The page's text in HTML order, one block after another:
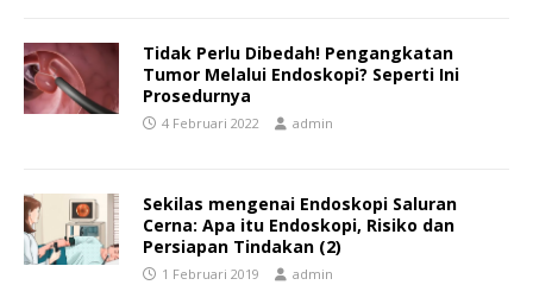
Tidak Perlu Dibedah! Pengangkatan
Tumor Melalui Endoskopi? Seperti Ini
Prosedurnya
4 Februari 2022 admin
Sekilas mengenai Endoskopi Saluran
Cerna: Apa itu Endoskopi, Risiko dan
Persiapan Tindakan (2)
1 Februari 2019 admin